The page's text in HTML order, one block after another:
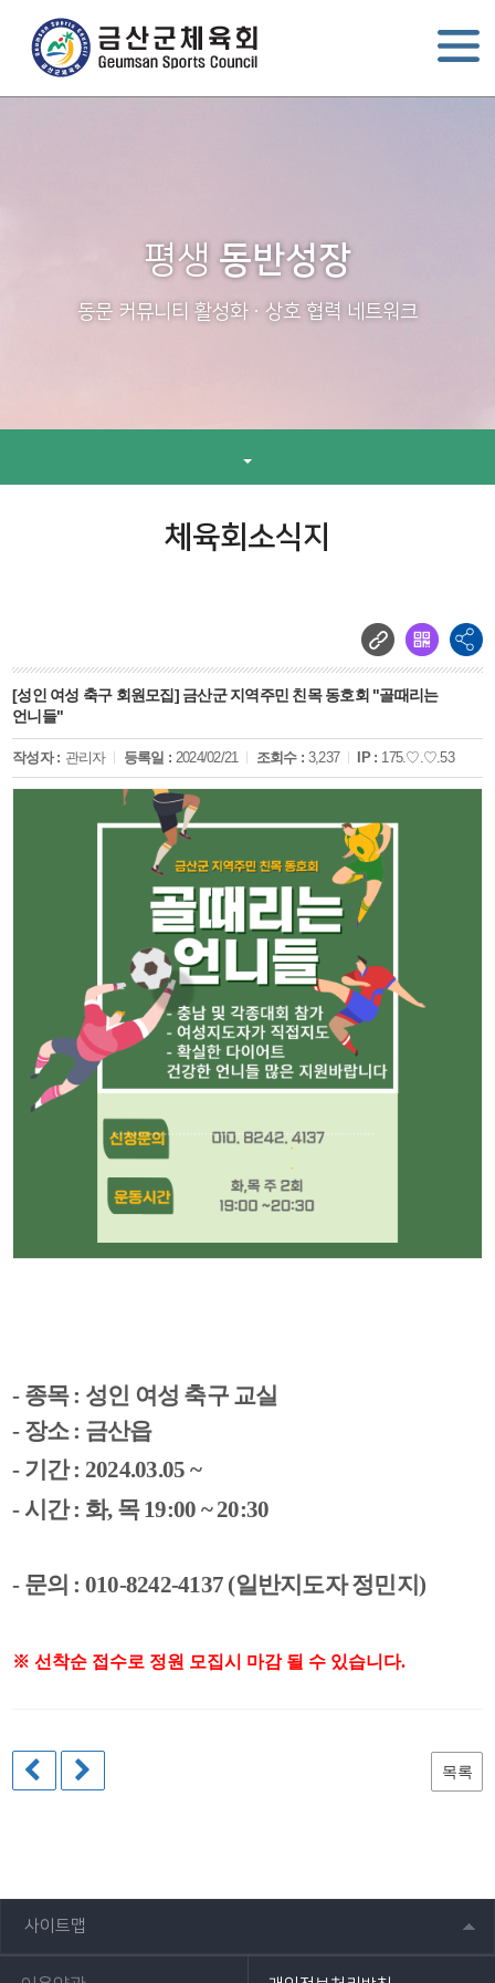
평생 동반성장
동문 커뮤니티 활성화ㆍ상호 협력 네트워크
체육회소식지
[성인 여성 축구 회원모집] 금산군 지역주민 친목 동호회 "골때리는
언니들"
작성자 : 관리자 등록일 : 2024/02/21 조회수 : 3,237 IP : 175.♡.♡.53
- 종목 : 성인 여성 축구 교실
- 장소 : 금산읍
- 기간 : 2024.03.05 ~
- 시간 : 화, 목 19:00 ~ 20:30
- 문의 : 010-8242-4137 (일반지도자 정민지)
※ 선착순 접수로 정원 모집시 마감 될 수 있습니다.
목록
사이트맵